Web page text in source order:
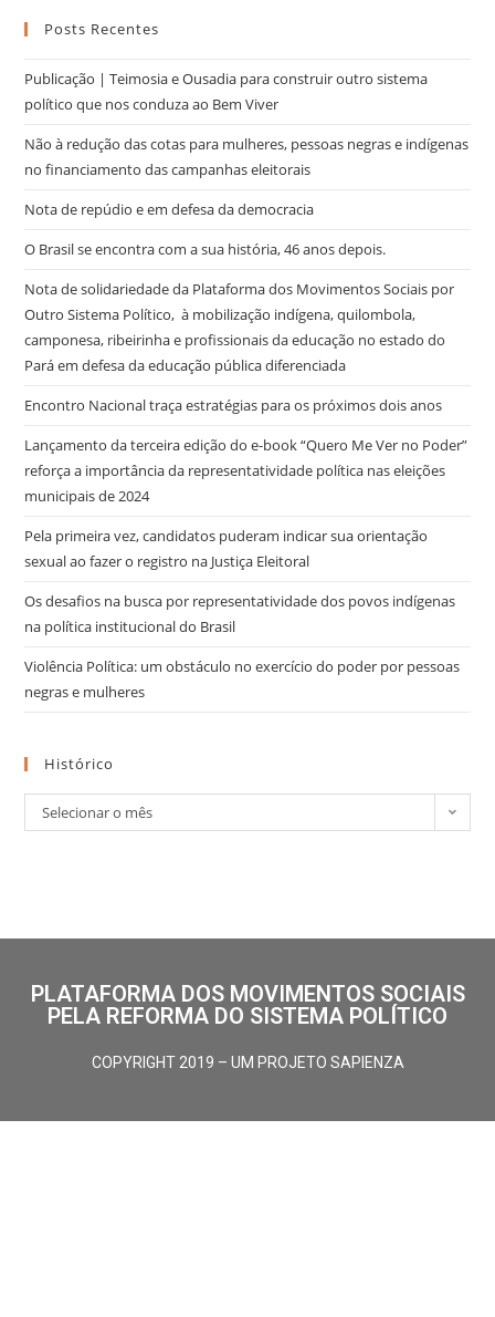
Posts Recentes
Publicação | Teimosia e Ousadia para construir outro sistema
político que nos conduza ao Bem Viver
Não à redução das cotas para mulheres, pessoas negras e indígenas
no financiamento das campanhas eleitorais
Nota de repúdio e em defesa da democracia
O Brasil se encontra com a sua história, 46 anos depois.
Nota de solidariedade da Plataforma dos Movimentos Sociais por
Outro Sistema Político, à mobilização indígena, quilombola,
camponesa, ribeirinha e profissionais da educação no estado do
Pará em defesa da educação pública diferenciada
Encontro Nacional traça estratégias para os próximos dois anos
Lançamento da terceira edição do e-book “Quero Me Ver no Poder”
reforça a importância da representatividade política nas eleições
municipais de 2024
Pela primeira vez, candidatos puderam indicar sua orientação
sexual ao fazer o registro na Justiça Eleitoral
Os desafios na busca por representatividade dos povos indígenas
na política institucional do Brasil
Violência Política: um obstáculo no exercício do poder por pessoas
negras e mulheres
Histórico
Selecionar o mês
PLATAFORMA DOS MOVIMENTOS SOCIAIS
PELA REFORMA DO SISTEMA POLÍTICO
COPYRIGHT 2019 – UM PROJETO SAPIENZA